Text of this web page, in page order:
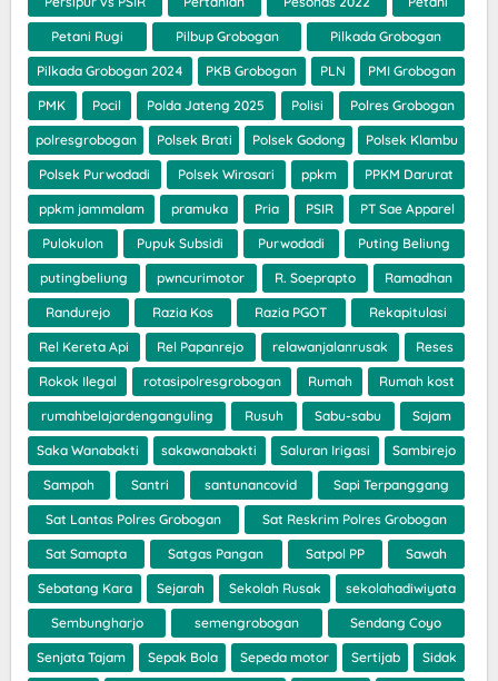
Petani Rugi Pilbup Grobogan Pilkada Grobogan
Pilkada Grobogan 2024 PKB Grobogan PLN PMI Grobogan
PMK Pocil Polda Jateng 2025 Polisi Polres Grobogan
polresgrobogan Polsek Brati Polsek Godong Polsek Klambu
Polsek Purwodadi Polsek Wirosari ppkm PPKM Darurat
ppkm jammalam pramuka Pria PSIR PT Sae Apparel
Pulokulon Pupuk Subsidi Purwodadi Puting Beliung
putingbeliung pwncurimotor R. Soeprapto Ramadhan
Randurejo Razia Kos Razia PGOT Rekapitulasi
Rel Kereta Api Rel Papanrejo relawanjalanrusak Reses
Rokok Ilegal rotasipolresgrobogan Rumah Rumah kost
rumahbelajardenganguling Rusuh Sabu-sabu Sajam
Saka Wanabakti sakawanabakti Saluran Irigasi Sambirejo
Sampah Santri santunancovid Sapi Terpanggang
Sat Lantas Polres Grobogan Sat Reskrim Polres Grobogan
Sat Samapta Satgas Pangan Satpol PP Sawah
Sebatang Kara Sejarah Sekolah Rusak sekolahadiwiyata
Sembungharjo semengrobogan Sendang Coyo
Senjata Tajam Sepak Bola Sepeda motor Sertijab Sidak